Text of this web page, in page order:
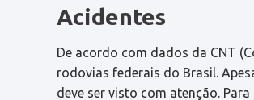
Acidentes
De acordo com dados da CNT
rodovias federais do Brasil.
deve ser visto com atenção.